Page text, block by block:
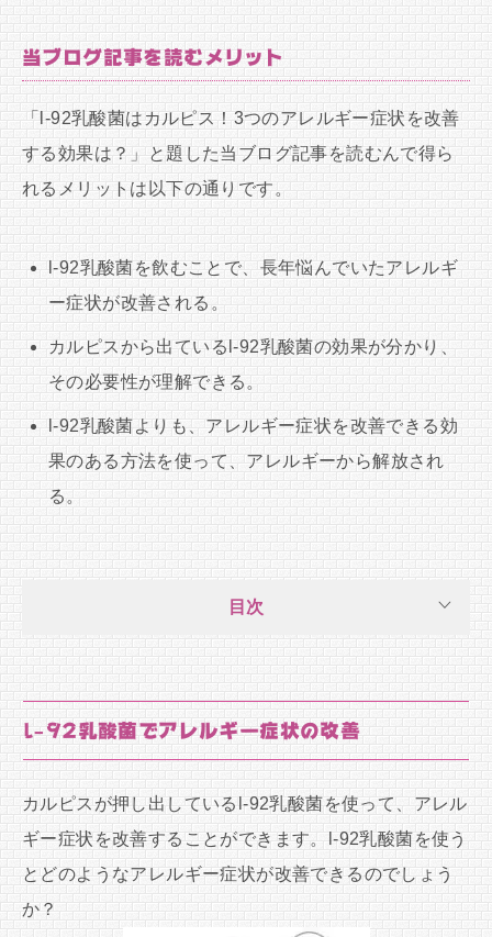
当ブログ記事を読むメリット
「l-92乳酸菌はカルピス！3つのアレルギー症状を改善
する効果は？」と題した当ブログ記事を読むんで得ら
れるメリットは以下の通りです。
l-92乳酸菌を飲むことで、長年悩んでいたアレルギ
ー症状が改善される。
カルピスから出ているl-92乳酸菌の効果が分かり、
その必要性が理解できる。
l-92乳酸菌よりも、アレルギー症状を改善できる効
果のある方法を使って、アレルギーから解放され
る。
目次
l-92乳酸菌でアレルギー症状の改善
カルピスが押し出しているl-92乳酸菌を使って、アレル
ギー症状を改善することができます。l-92乳酸菌を使う
とどのようなアレルギー症状が改善できるのでしょう
か？